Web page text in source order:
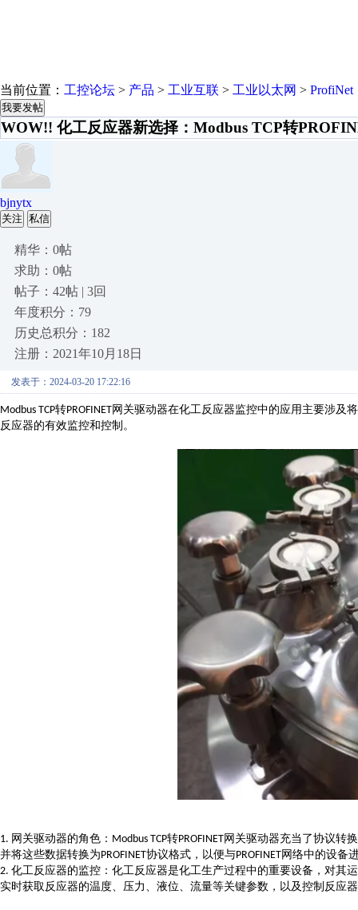
当前位置： 工控论坛 > 产品 > 工业互联 > 工业以太网 > ProfiNet
我要发帖
WOW!! 化工反应器新选择：Modbus TCP转
bjnytx
关注 私信
精华：0帖
求助：0帖
帖子：42帖 | 3回
年度积分：79
历史总积分：182
注册：2021年10月18日
发表于：2024-03-20 17:22:16
Modbus TCP转PROFINET网关驱动器在化工反应器监控中的应用主要涉及将
反应器的有效监控和控制。
1. 网关驱动器的角色： Modbus TCP转PROFINET网关驱动器充当了协议转
并将这些数据转换为PROFINET协议格式，以便与PROFINET网络中的设备
2. 化工反应器的监控：化工反应器是化工生产过程中的重要设备，对其
实时获取反应器的温度、压力、液位、流量等关键参数，以及控制反应